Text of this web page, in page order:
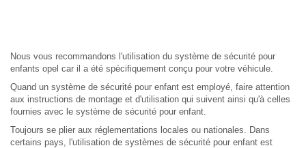
Nous vous recommandons l'utilisation du système de sécurité pour
enfants opel car il a été spécifiquement conçu pour votre véhicule.
Quand un système de sécurité pour enfant est employé, faire attention
aux instructions de montage et d'utilisation qui suivent ainsi qu'à celles
fournies avec le système de sécurité pour enfant.
Toujours se plier aux réglementations locales ou nationales. Dans
certains pays, l'utilisation de systèmes de sécurité pour enfant est